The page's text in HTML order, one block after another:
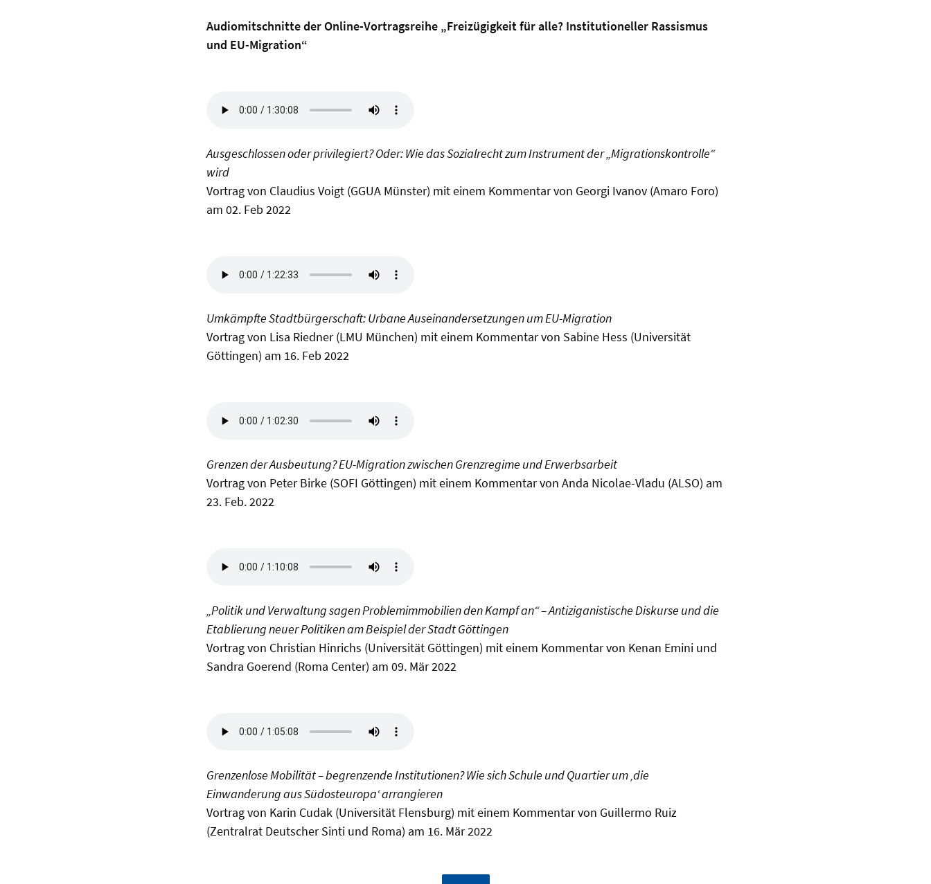
Audiomitschnitte der Online-Vortragsreihe „Freizügigkeit für alle? Institutioneller Rassismus
und EU-Migration“
Ausgeschlossen oder privilegiert? Oder: Wie das Sozialrecht zum Instrument der „Migrationskontrolle“
wird
Vortrag von Claudius Voigt (GGUA Münster) mit einem Kommentar von Georgi Ivanov (Amaro Foro)
am 02. Feb 2022
Umkämpfte Stadtbürgerschaft: Urbane Auseinandersetzungen um EU-Migration
Vortrag von Lisa Riedner (LMU München) mit einem Kommentar von Sabine Hess (Universität
Göttingen) am 16. Feb 2022
Grenzen der Ausbeutung? EU-Migration zwischen Grenzregime und Erwerbsarbeit
Vortrag von Peter Birke (SOFI Göttingen) mit einem Kommentar von Anda Nicolae-Vladu (ALSO) am
23. Feb. 2022
„Politik und Verwaltung sagen Problemimmobilien den Kampf an“ – Antiziganistische Diskurse und die
Etablierung neuer Politiken am Beispiel der Stadt Göttingen
Vortrag von Christian Hinrichs (Universität Göttingen) mit einem Kommentar von Kenan Emini und
Sandra Goerend (Roma Center) am 09. Mär 2022
Grenzenlose Mobilität – begrenzende Institutionen? Wie sich Schule und Quartier um ‚die
Einwanderung aus Südosteuropa‘ arrangieren
Vortrag von Karin Cudak (Universität Flensburg) mit einem Kommentar von Guillermo Ruiz
(Zentralrat Deutscher Sinti und Roma) am 16. Mär 2022